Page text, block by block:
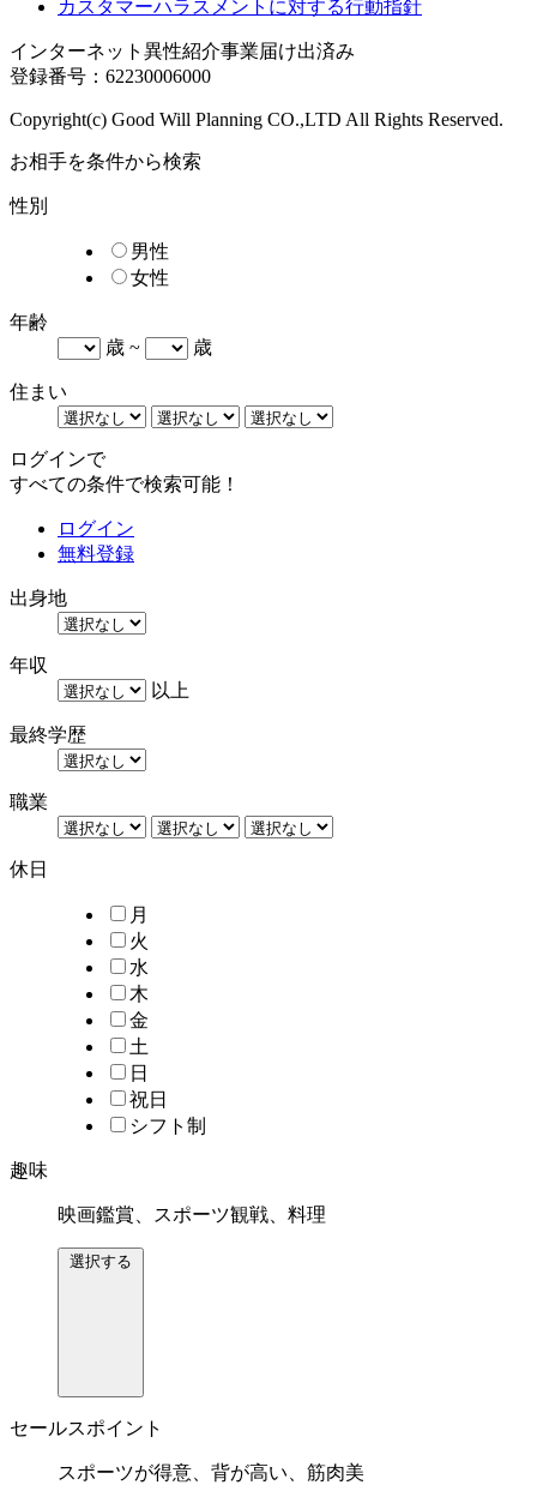
カスタマーハラスメントに対する行動指針
インターネット異性紹介事業届け出済み
登録番号：62230006000
Copyright(c) Good Will Planning CO.,LTD All Rights Reserved.
お相手を条件から検索
性別
男性
女性
年齢
歳 ~
歳
住まい
ログインで
すべての条件で検索可能！
ログイン
無料登録
出身地
年収
以上
最終学歴
職業
休日
月
火
水
木
金
土
日
祝日
シフト制
趣味
映画鑑賞、スポーツ観戦、料理
選択する
セールスポイント
スポーツが得意、背が高い、筋肉美